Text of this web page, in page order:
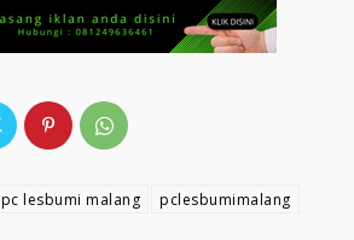
pc lesbumi malang pclesbumimalang